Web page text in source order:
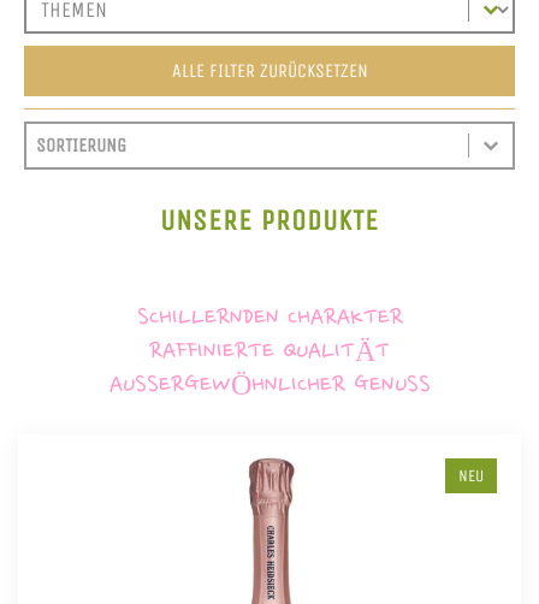
ALLE FILTER ZURÜCKSETZEN
SORTIEREN
SORT CONTENT
SORT CONTENT
UNSERE PRODUKTE
SCHILLERNDEN CHARAKTER
RAFFINIERTE QUALITÄT
AUSSERGEWÖHNLICHER GENUSS
NEU